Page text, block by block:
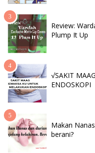
Review:
Plump It Up
√SAKIT
ENDOSKOPI
Makan
berani?